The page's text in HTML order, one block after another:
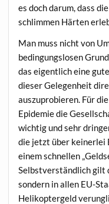
es doch darum, dass
schlimmen Härten
Man muss nicht von
bedingungslosen
das eigentlich eine
dieser Gelegenheit
auszuprobieren. Für
Epidemie die
wichtig und sehr
die jetzt über keinerlei
einem schnellen
Selbstverständlich gilt
sondern in allen EU-
Helikoptergeld